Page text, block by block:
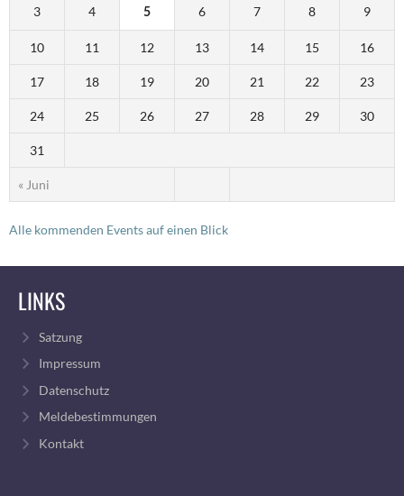
« Juni
3 4 5 6 7 8 9
10 11 12 13 14 15 16
17 18 19 20 21 22 23
24 25 26 27 28 29 30
31
Alle kommenden Events auf einen Blick
LINKS
Satzung
Impressum
Datenschutz
Meldebestimmungen
Kontakt